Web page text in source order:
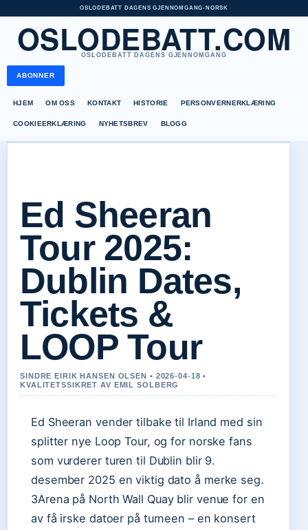
OSLODEBATT DAGENS GJENNOMGANG• NORSK
OSLODEBATT.COM
OSLODEBATT DAGENS GJENNOMGANG
ABONNER
HJEM OM OSS KONTAKT HISTORIE PERSONVERNERKLÆRING
COOKIEERKLÆRING NYHETSBREV BLOGG
Ed Sheeran
Tour 2025:
Dublin Dates,
Tickets &
LOOP Tour
SINDRE EIRIK HANSEN OLSEN • 2026-04-18 •
KVALITETSSIKRET AV EMIL SOLBERG
Ed Sheeran vender tilbake til Irland med sin
splitter nye Loop Tour, og for norske fans
som vurderer turen til Dublin blir 9.
desember 2025 en viktig dato å merke seg.
3Arena på North Wall Quay blir venue for en
av få irske datoer på turneen – en konsert